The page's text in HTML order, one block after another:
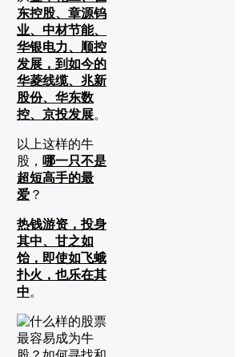
东控股、章源钨
业、中材节能、
华银电力、顺控
发展，到如今的
华菱线缆、兆新
股份、华东数
控、京投发展。
以上这样的牛
股， 哪一只不是
超短高手的最
爱 ？
热钱游资，投身
其中、甘之如
饴，即使如飞蛾
扑火，也乐在其
中。